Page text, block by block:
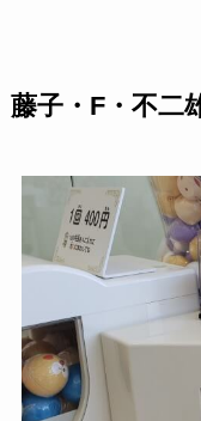
藤子・F・不二